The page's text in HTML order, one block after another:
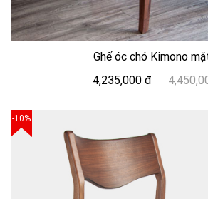
Ghế óc chó Kimono
4,235,000 đ
-10%